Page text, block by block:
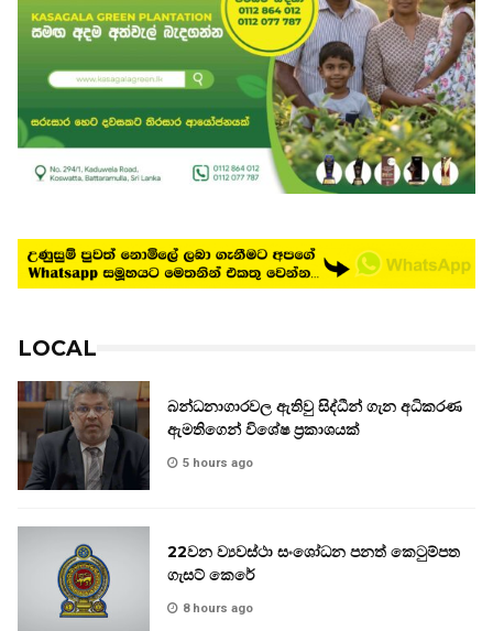
LOCAL
බන්ධනාගාරවල ඇතිවු සිද්ධීන් ගැන අධිකරණ
ඇමතිගෙන් විශේෂ ප්‍රකාශයක්
5 hours ago
22වන ව්‍යවස්ථා සංශෝධන පනත් කෙටුම්පත
ගැසට් කෙරේ
8 hours ago